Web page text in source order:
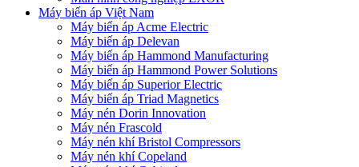
Máy biến áp Việt Nam
Máy biến áp Acme Electric
Máy biến áp Delevan
Máy biến áp Hammond Manufacturing
Máy biến áp Hammond Power Solutions
Máy biến áp Superior Electric
Máy biến áp Triad Magnetics
Máy nén Dorin Innovation
Máy nén Frascold
Máy nén khí Bristol Compressors
Máy nén khí Copeland